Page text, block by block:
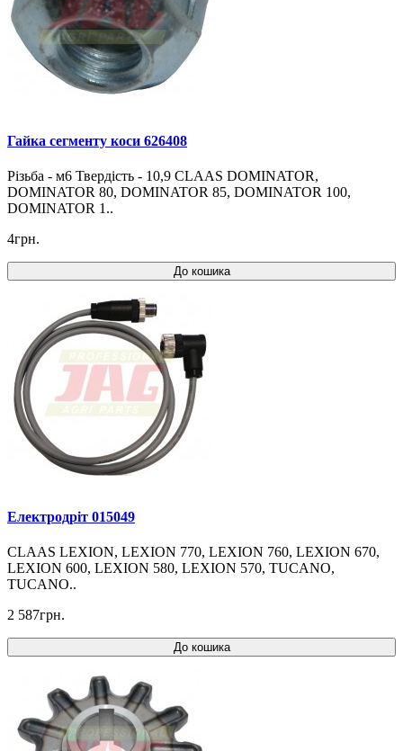
Гайка сегменту коси 626408
Різьба - м6 Твердість - 10,9 CLAAS DOMINATOR,
DOMINATOR 80, DOMINATOR 85, DOMINATOR 100,
DOMINATOR 1..
4грн.
До кошика
Електродріт 015049
CLAAS LEXION, LEXION 770, LEXION 760, LEXION 670,
LEXION 600, LEXION 580, LEXION 570, TUCANO,
TUCANO..
2 587грн.
До кошика